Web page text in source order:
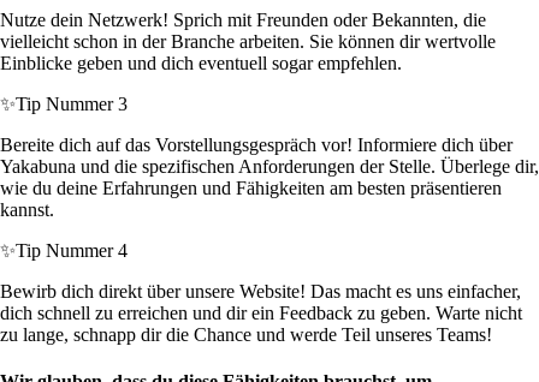
Nutze dein Netzwerk! Sprich mit Freunden oder Bekannten, die
vielleicht schon in der Branche arbeiten. Sie können dir wertvolle
Einblicke geben und dich eventuell sogar empfehlen.
✨Tip Nummer 3
Bereite dich auf das Vorstellungsgespräch vor! Informiere dich über
Yakabuna und die spezifischen Anforderungen der Stelle. Überlege dir,
wie du deine Erfahrungen und Fähigkeiten am besten präsentieren
kannst.
✨Tip Nummer 4
Bewirb dich direkt über unsere Website! Das macht es uns einfacher,
dich schnell zu erreichen und dir ein Feedback zu geben. Warte nicht
zu lange, schnapp dir die Chance und werde Teil unseres Teams!